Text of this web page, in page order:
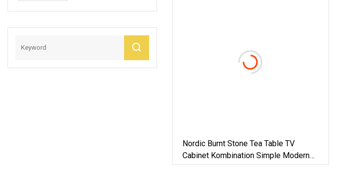
Polierter/geschliff
Böden/Wandplatte
Mosaik/Waschtisc
Nordic Burnt Stone Tea Table TV
Cabinet Kombination Simple Modern
Multi